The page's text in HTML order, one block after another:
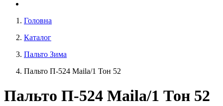
Головна
Каталог
Пальто Зима
Пальто П-524 Maila/1 Тон 52
Пальто П-524 Maila/1 Тон 52